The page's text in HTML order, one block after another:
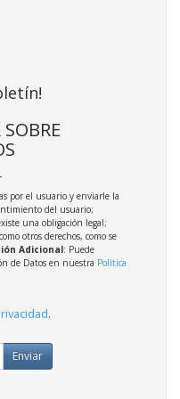
por el usuario y enviarle la
del usuario;
una obligación legal;
otros derechos, como se
Adicional: Puede
de Datos en nuestra Política
.
Enviar